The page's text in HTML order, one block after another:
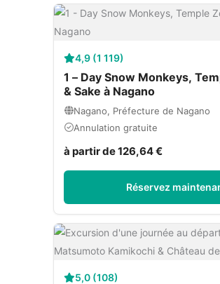
4,9 (1 119)
1 – Day Snow Monkeys,
& Sake à Nagano
Nagano, Préfecture de Nagano
Annulation gratuite
à partir de 126,64 €
Réservez
5,0 (108)